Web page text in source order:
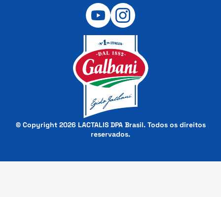
© Copyright 2026 LACTALIS DPA Brasil. Todos os direitos
reservados.